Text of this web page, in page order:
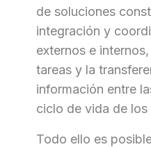
de soluciones
integración y
externos e
tareas y la
información entre
ciclo de vida de
Todo ello es